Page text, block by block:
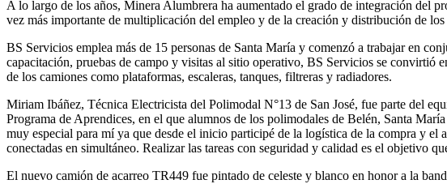
A lo largo de los años, Minera Alumbrera ha aumentado el grado de integración del
vez más importante de multiplicación del empleo y de la creación y distribución de
BS Servicios emplea más de 15 personas de Santa María y comenzó a trabajar en
capacitación, pruebas de campo y visitas al sitio operativo, BS Servicios se convirtió
de los camiones como plataformas, escaleras, tanques, filtreras y radiadores.
Miriam Ibáñez, Técnica Electricista del Polimodal N°13 de San José, fue parte del
Programa de Aprendices, en el que alumnos de los polimodales de Belén, Santa
muy especial para mí ya que desde el inicio participé de la logística de la compra y el
conectadas en simultáneo. Realizar las tareas con seguridad y calidad es el objetivo
El nuevo camión de acarreo TR449 fue pintado de celeste y blanco en honor a la